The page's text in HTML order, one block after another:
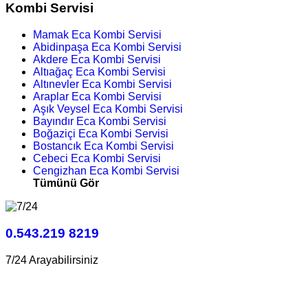
Kombi Servisi
Mamak Eca Kombi Servisi
Abidinpaşa Eca Kombi Servisi
Akdere Eca Kombi Servisi
Altıağaç Eca Kombi Servisi
Altınevler Eca Kombi Servisi
Araplar Eca Kombi Servisi
Aşık Veysel Eca Kombi Servisi
Bayındır Eca Kombi Servisi
Boğaziçi Eca Kombi Servisi
Bostancık Eca Kombi Servisi
Cebeci Eca Kombi Servisi
Cengizhan Eca Kombi Servisi
Tümünü Gör
0.543.219 8219
7/24 Arayabilirsiniz